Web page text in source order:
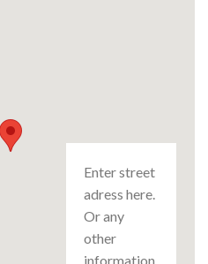
Enter street
adress here.
Or any
other
information